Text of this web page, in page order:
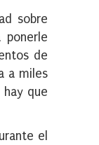
sobre
ponerle
de
a miles
que
el